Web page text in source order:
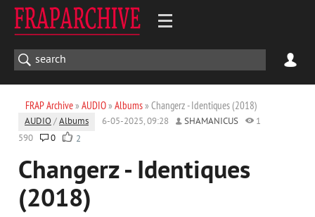
FRAP Archive» AUDIO» Albums» Changerz - Identiques (2018)
AUDIO /Albums 6-05-2025, 09:28 SHAMANICUS
1
590
0 2
Changerz - Identiques
(2018)